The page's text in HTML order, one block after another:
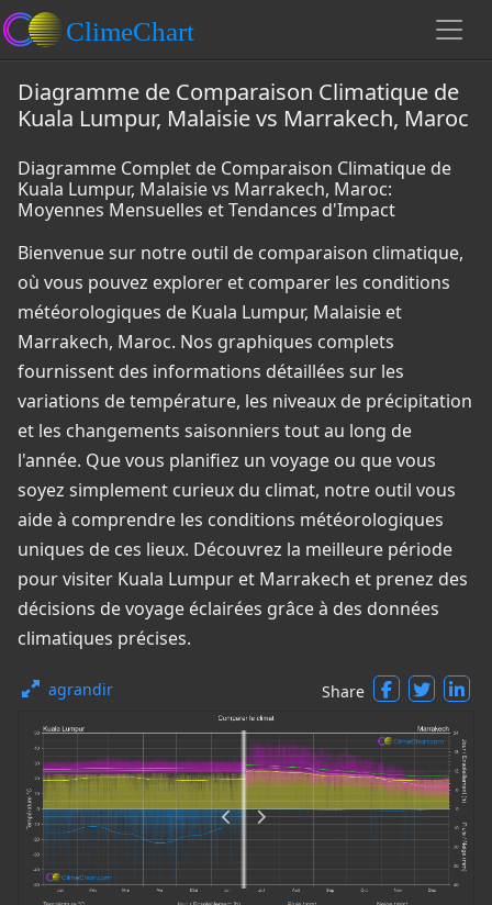
Diagramme de Comparaison Climatique de
Kuala Lumpur, Malaisie vs Marrakech, Maroc
Diagramme Complet de Comparaison Climatique de
Kuala Lumpur, Malaisie vs Marrakech, Maroc:
Moyennes Mensuelles et Tendances d'Impact
Bienvenue sur notre outil de comparaison climatique,
où vous pouvez explorer et comparer les conditions
météorologiques de Kuala Lumpur, Malaisie et
Marrakech, Maroc. Nos graphiques complets
fournissent des informations détaillées sur les
variations de température, les niveaux de précipitation
et les changements saisonniers tout au long de
l'année. Que vous planifiez un voyage ou que vous
soyez simplement curieux du climat, notre outil vous
aide à comprendre les conditions météorologiques
uniques de ces lieux. Découvrez la meilleure période
pour visiter Kuala Lumpur et Marrakech et prenez des
décisions de voyage éclairées grâce à des données
climatiques précises.
agrandir Share